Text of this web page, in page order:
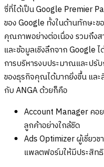
ซี่ที่ได้เป็น Google Premier
ของ Google ทั้งในด้านทักษะ
คุณภาพอย่างต่อเนื่อง รวมถึงส
และข้อมูลเชิงลึกจาก Google
การบริหารงบประมาณและปรั
ของธุรกิจคุณได้มากยิ่งขึ้น แล
กับ ANGA ด้วยก็คือ
Account Manager คอ
ลูกค้าอย่างใกล้ชิด
Ads Optimizer ผู้เชี่ยว
แพลตฟอร์มให้มีประสิท